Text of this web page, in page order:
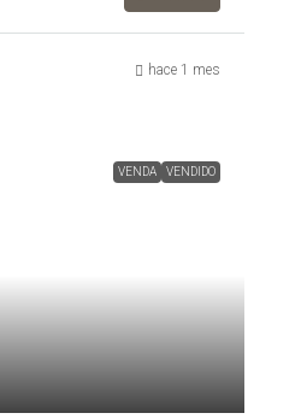
hace 1 mes
VENDA VENDIDO